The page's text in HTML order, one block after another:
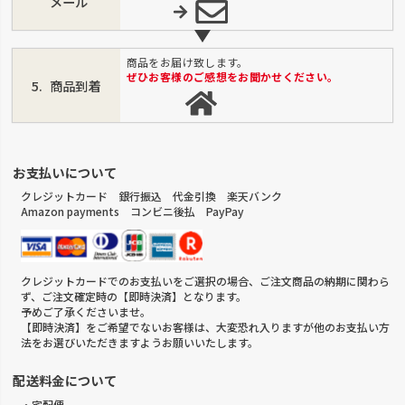
商品到着
商品をお届け致します。
ぜひお客様のご感想をお聞かせください。
お支払いについて
クレジットカード 銀行振込 代金引換 楽天バンク
Amazon payments コンビニ後払 PayPay
クレジットカードでのお支払いをご選択の場合、ご注文商品の納期に関わら
ず、ご注文確定時の【即時決済】となります。
予めご了承くださいませ。
【即時決済】をご希望でないお客様は、大変恐れ入りますが他のお支払い方
法をお選びいただきますようお願いいたします。
配送料金について